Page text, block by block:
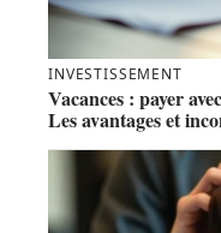
INVESTISSEMENT
Vacances : payer
Les avantages et